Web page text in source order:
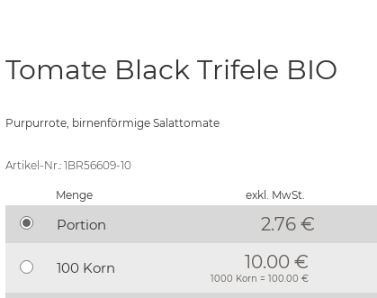
Tomate Black Trifele BIO
Purpurrote, birnenförmige Salattomate
Artikel-Nr.: 1BR56609-10
Menge exkl. MwSt.
Portion 2.76 €
100 Korn 10.00 €
1000 Korn = 100.00 €